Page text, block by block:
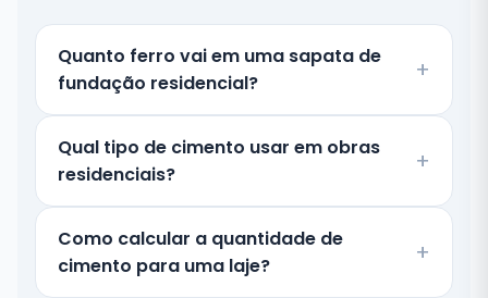
Quanto ferro vai em uma sapata de
fundação residencial?
Qual tipo de cimento usar em obras
residenciais?
Como calcular a quantidade de
cimento para uma laje?